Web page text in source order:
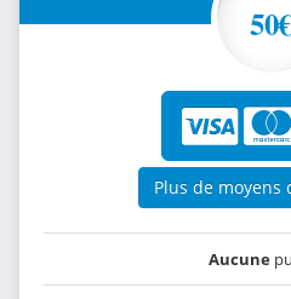
Plus de moyens
Aucune